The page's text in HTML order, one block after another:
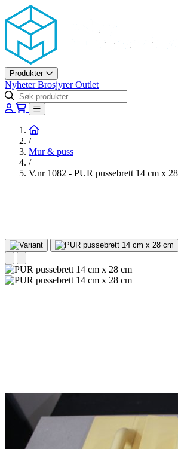
Askøy Murerverktøy AS
Produkter
NyheterBrosjyrerOutlet
Hjem
/
Mur & puss
/
V.nr 1082 - PUR pussebrett 14 cm x